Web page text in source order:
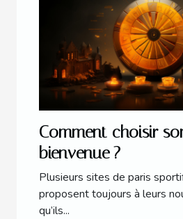
Comment choisir
bienvenue ?
Plusieurs sites de paris
proposent toujours à leurs
qu’ils...